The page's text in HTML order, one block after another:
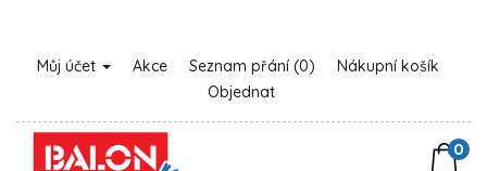
Můj účet Akce Seznam přání (0)
Nákupní košík
Objednat
0